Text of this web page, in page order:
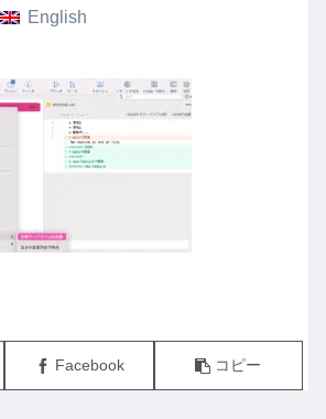
English
Facebook コピー